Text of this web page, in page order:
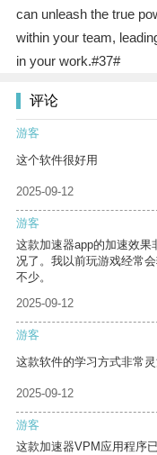
can unleash the true
within your team,
in your work.#37#
评论
游客
这个软件很好用
2025-09-12
游客
这款加速器app的加速效
况了。我以前玩游戏经常
不少。
2025-09-12
游客
这款软件的学习方式非常
2025-09-12
游客
这款加速器VPM应用程序